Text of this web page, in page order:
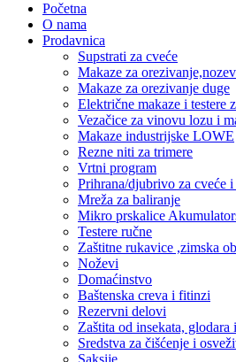
Početna
O nama
Prodavnica
Supstrati za cveće
Makaze za
Makaze za orezivanje duge
Električne makaze i testere
Vezačice za vinovu lozu i
Makaze industrijske LOWE
Rezne niti za trimere
Vrtni program
Prihrana/djubrivo za cveće i
Mreža za baliranje
Mikro prskalice
Testere ručne
Zaštitne rukavice ,zimska
Noževi
Domaćinstvo
Baštenska creva i fitinzi
Rezervni delovi
Zaštita od insekata, glodara
Sredstva za čišćenje i
Saksije